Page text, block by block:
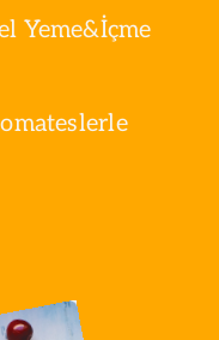
Yeme&İçme